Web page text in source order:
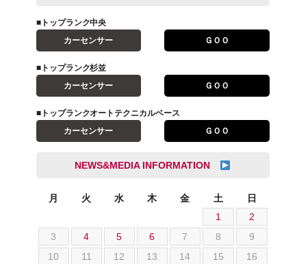
小澤 孝久
小野 利公
山本 大輔
岩井 裕一
川島 沙耶
杉崎 雅司
池根 陸
池田 悠亮
FIAT
JAGUAR
VOLVO
アストンマーティン
アバルト
アルファロメオ
クライスラージープ
シボレー
ジャガー
■トップランク中央
カーセンサー
ＧＯＯ
■トップランク杉並
カーセンサー
ＧＯＯ
■トップランクオートテクニカルベース
カーセンサー
ＧＯＯ
NEWS&MEDIA INFORMATION
月 火 水 木 金 土
日
1
2
3
4 5 6 7 8
9
10
11 12 13 14 15
16